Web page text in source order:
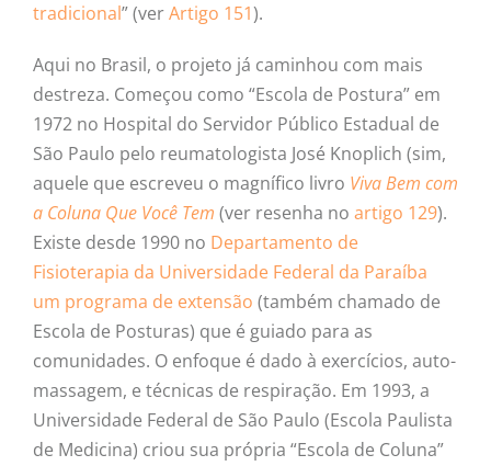
tradicional” (verArtigo 151).
Aqui no Brasil, o projeto já caminhou com mais
destreza. Começou como “Escola de Postura” em
1972 no Hospital do Servidor Público Estadual de
São Paulo pelo reumatologista José Knoplich (sim,
aquele que escreveu o magnífico livro Viva Bem com
a Coluna Que Você Tem (ver resenha no artigo 129).
Existe desde 1990 no Departamento de
Fisioterapia da Universidade Federal da Paraíba
um programa de extensão (também chamado de
Escola de Posturas) que é guiado para as
comunidades. O enfoque é dado à exercícios, auto-
massagem, e técnicas de respiração. Em 1993, a
Universidade Federal de São Paulo (Escola Paulista
de Medicina) criou sua própria “Escola de Coluna”